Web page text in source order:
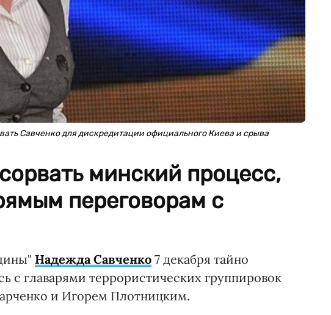
Савченко для дискредитации официального Киева и срыва
минский процесс,
переговорам с
Надежда Савченко 7 декабря тайно
с главарями террористических группировок
и Игорем Плотницким.